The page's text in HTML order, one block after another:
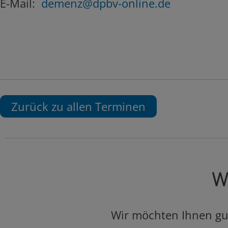
E-Mail: demenz@dpbv-online.de
Zurück zu allen Terminen
Wir möchten Ihnen